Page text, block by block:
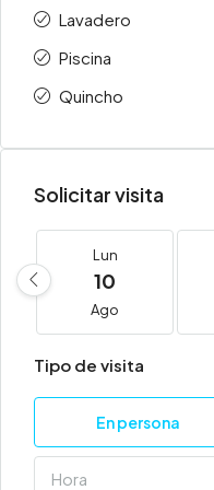
Lavadero
Piscina
Quincho
Solicitar visita
Lun
10
Ago
Tipo de visita
En persona
Hora